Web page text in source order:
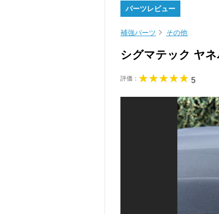
パーツレビュー
補強パーツ その他
シグマテック ヤ
評価： 5